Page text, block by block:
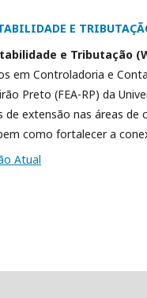
E
e Tributação
em Controladoria e
Preto (FEA-RP) da
de extensão nas áreas
como fortalecer a
Atual